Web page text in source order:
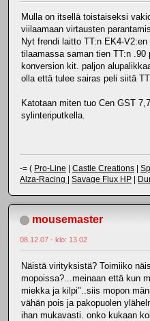
Mulla on itsellä toistaiseksi
viilaamaan virtausten
Nyt frendi laitto TT:n EK4-
tilaamassa saman tien TT:n .90
konversion kit. paljon
olla että tulee sairas peli siitä
Katotaan miten tuo Cen GST
sylinteriputkella.
-= ( Pro-Line Castle Creations
Alza-Racing
Savage Flux HP
mousemaster
08.12.07 - klo: 13.02
Näistä virityksistä? Toimiiko
mopoissa?...meinaan että kun
miekka ja kilpi"..siis mopon
vähän pois ja pakopuolen
ihan mukavasti. onko kukaan